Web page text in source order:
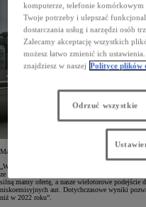
Matt Harrison, prezes i COO Toyota Motor
„W Europie utrzymuje się wysokie
ze zelektryfikowanymi napędami, które stanowią
silną mamy ofertę, a nasze wielotorowe podejście
niskoemisyjnych aut. Dotychczasowe wyniki
niż w 2022 roku”.
komputerze, telefonie komórkowym
Twoje potrzeby i ulepszać
dostarczania usług i narzędzi osób
Zalecamy akceptację wszystkich
możesz łatwo zmienić ich
znajdziesz w naszej Polityce plików
Odrzuć wszystkie